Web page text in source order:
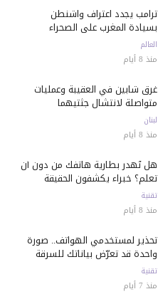
ترامب يجدد اعتراف واشنطن
بسيادة المغرب على الصحراء
العالم
منذ 8 أيام
غرق شابين في العقيبة وعمليات
متواصلة لانتشال جثتيهما
لبنان
منذ 8 أيام
هل تُهدر بطارية هاتفك من دون أن
تعلم؟ خبراء يكشفون الحقيقة
تقنية
منذ 8 أيام
تحذير لمستخدمي الهواتف.. صورة
واحدة قد تعرّض بياناتك للسرقة
تقنية
منذ 7 أيام